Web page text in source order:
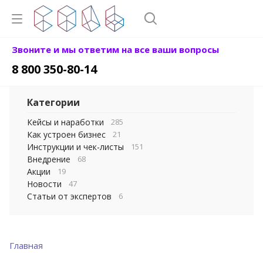
Звоните и мы ответим на все ваши вопросы
8 800 350-80-14
Главная
Категории
Кейсы и наработки 285
Как устроен бизнес 21
Инструкции и чек-листы 151
Внедрение 68
Акции 19
Новости 47
Статьи от экспертов 6